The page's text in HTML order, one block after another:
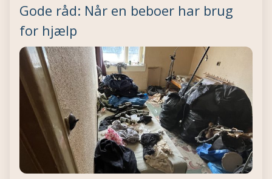
Gode råd: Når en beboer har brug
for hjælp